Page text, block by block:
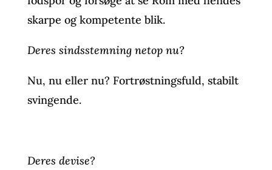
skarpe og kompetente blik.
Deres sindsstemning netop nu?
Nu, nu eller nu? Fortrøstningsfuld, stabilt
svingende.
Deres devise?